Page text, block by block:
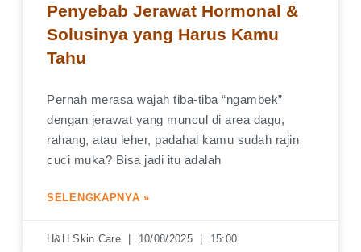
Penyebab Jerawat Hormonal &
Solusinya yang Harus Kamu
Tahu
Pernah merasa wajah tiba-tiba “ngambek”
dengan jerawat yang muncul di area dagu,
rahang, atau leher, padahal kamu sudah rajin
cuci muka? Bisa jadi itu adalah
SELENGKAPNYA »
H&H Skin Care 10/08/2025 15:00